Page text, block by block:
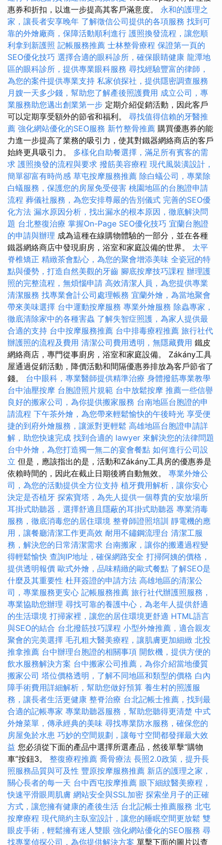
惠券和折扣，以進一步提高其客戶滿意度。 永和的護理之
家，讓長者安享晚年 了解徵信公司提供的各項服務 找到可
靠的外燴廠商，保障活動順利進行 護照換發流程，讓您順
利拿到新護照 記帳服務推薦 士林整骨療程 保證第一頁的
SEO優化技巧 選擇合適的眼科診所，確保眼睛健康 龍潭地
區的眼科診所，提供專業眼科服務 尋找經驗豐富的律師，
為您的案件提供專業支持 私家偵探社，提供隱密調查服務
月嫂一天多少錢，幫助您了解產後照護費用 成立公司，專
業服務助您邁出創業第一步 定期介紹促銷活動，因此客戶
可以定期享受額外的節省和福利。 尋找值得信賴的牙醫推
薦 強化網站優化的SEO服務 新竹整骨推薦 購買優惠券的能
力進一步提高了業務的吸引力，使其對鐵器網絡商店的客戶
始終更具吸引力。 多樣化自助餐選擇，滿足所有賓客的需
求 護照換發的流程與要求 撥筋美容療程 現代風裝潢設計，
簡單卻富有時尚感 草屯按摩服務推薦 除白蟻公司，專業除
白蟻服務，保護您的房屋免受侵害 桃園地區的台胞證申請
流程 葬儀社服務，為您安排尊嚴的告別儀式 完善的SEO優
化方法 漏水原因分析，找出漏水的根本原因，徹底解決問
題 台北整復治療 掌握On-Page SEO優化技巧 宜蘭台胞證
的申請與辦理 成為這種在線購物體驗的一部分，並在各種
鐵器網絡商店中發現廚房，浴室和家庭設備的世界。 太平
脊椎矯正 精緻茶會點心，為您的聚會增添美味 全瓷冠的特
點與優勢，打造自然美觀的牙齒 腳底按摩技巧課程 辦理護
照的完整流程，無煩惱申請 高效清潔人員，為您提供專業
清潔服務 找專業會計公司處理帳務 宜蘭外燴，為當地聚會
帶來美味選擇 台中運動按摩服務 專業外燴服務 除蟲專家，
徹底清除家中的各種害蟲 了解失智症照護，為家人提供最
合適的支持 台中按摩服務推薦 台中排毒療程推薦 旅行社代
辦護照的流程及費用 清潔公司費用透明，無隱藏費用 鐵皮
網絡商店，專門從事廚房，浴室和家庭設備。 Zákány工具
屋通過促銷活動，降價活動和間隔優惠券排放為客戶節省了
錢。 台中眼科，專業醫師提供精準治療 身體撥筋專業教學
台中油壓按摩 台胞證照片規範 台中放鬆按摩 推薦一些信譽
良好的搬家公司，為你提供搬家服務 台南地區台胞證的申
請流程 下午茶外燴，為您帶來輕鬆愉快的午後時光 享受便
捷的到府外燴服務，讓派對更輕鬆 高雄地區台胞證申請詳
解，助您快速完成 找到合適的 lawyer 來解決您的法律問題
台中外燴，為您打造獨一無二的宴會餐點 如何進行公司設
立 但是，應該指出的是，活動和Zákány工具房的優惠券是
依賴時間的，因此在截止日期後將自動無效。 專業外燴公
司，為您的活動提供全方位支持 植牙費用解析，讓你安心
決定是否植牙 探索寶塔，為先人提供一個尊貴的安放場所
耳掛式助聽器，選擇舒適且隱蔽的耳掛式助聽器 專業消毒
服務，徹底消毒您的居住環境 整脊師證照培訓 靜電機的應
用，讓餐廳清潔工作更高效 耐用不鏽鋼流理台 清潔工服
務，解決您的日常清潔需求 台南搬家，讓你的搬遷過程變
得輕鬆愉快 查詢IP地址，確保網路安全 打掃阿姨的價格，
提供透明報價 歐式外燴，品味精緻的歐式餐點 了解SEO是
什麼及其重要性 杜拜簽證的申請方法 高雄地區的清潔公
司，專業服務更安心 記帳服務推薦 旅行社代辦護照服務，
專業協助您辦理 尋找可靠的養護中心，為老年人提供舒適
的生活環境 打掃家裡，讓您的居住環境更舒適 HTML語言
與SEO的結合 台北撥筋技巧課程 小型外燴推薦，適合親友
聚會的完美選擇 毛孔粗大醫美療程，讓肌膚更加細緻 北投
推拿推薦 台中辦理台胞證的相關事項 開飲機，提供方便的
飲水服務解決方案 台中搬家公司推薦，為你介紹當地優質
搬家公司 塔位價格透明，了解不同地區和類型的價格 白內
障手術費用詳細解析，幫助您做好預算 養生村的照護服
務，讓長者生活更健康 整脊治療 台北記帳士推薦，找到最
合適的記帳專家 專業助聽器服務，幫助您聽得更清楚 中式
外燴菜單，傳承經典的美味 尋找專業防水服務，確保您的
房屋免於水患 巧妙的空間規劃，讓每寸空間都發揮最大效
益 您必須從下面的產品中選擇所選產品，然後單擊“購物
車”按鈕3。 整復療程推薦 喬骨療法 長照2.0政策，提升長
照服務品質與可及性 豐原按摩服務推薦 新店的護理之家，
關心長者的每一天 台中西屯按摩推薦 眼下細紋醫美療程，
快速平滑眼周肌膚 網站安全與SSL加密 探索坐月子的正確
方式，讓您擁有健康的產後生活 台北記帳士推薦服務 北屯
按摩療程 現代簡約主臥室設計，讓您的睡眠空間更放鬆 雙
眼皮手術，輕鬆擁有迷人雙眼 強化網站優化的SEO服務 尋
找專業偵探公司，為你提供解決方案 單擊下面的圖片以查